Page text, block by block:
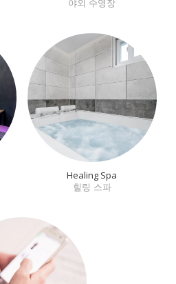
야외 수영장
Healing Spa
힐링 스파